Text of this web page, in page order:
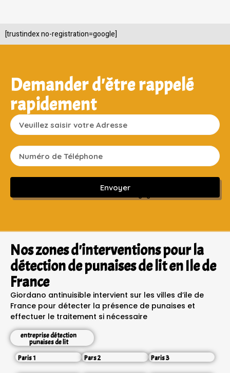
[trustindex no-registration=google]
Demander d'être rappelé
rapidement
Envoyer
Sans engagement ni frais cachés
Nos zones d'interventions pour la
détection de punaises de lit en Ile de
France
Giordano antinuisible intervient sur les villes d’ile de
France pour détecter la présence de punaises et
effectuer le traitement si nécessaire
entreprise détection
punaises de lit
Paris 1
Pars 2 Paris 3